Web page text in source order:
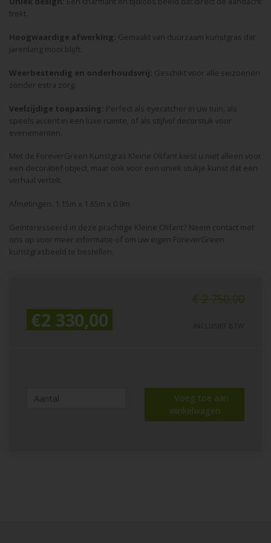
trekt.
Hoogwaardige afwerking: Gemaakt van duurzaam kunstgras dat
jarenlang mooi blijft.
Weerbestendig en onderhoudsvrij: Geschikt voor alle seizoenen
zonder extra zorg.
Veelzijdige toepassing: Perfect als eyecatcher in uw tuin, als
speels accent in een luxe ruimte, of als stijlvol decorstuk voor
evenementen.
Met de ForeverGreen Kunstgras Kleine Olifant kiest u niet alleen voor
een decoratief object, maar ook voor een uniek stukje kunst dat een
verhaal vertelt.
Afmetingen: 1.15m x 1.65m x 0.9m
Geïnteresseerd in deze prachtige Kleine Olifant? Neem contact met
ons op voor meer informatie of om uw eigen ForeverGreen
kunstgrasbeeld te bestellen.
€ 2 750,00
€2 330,00
Voeg toe aan
winkelwagen